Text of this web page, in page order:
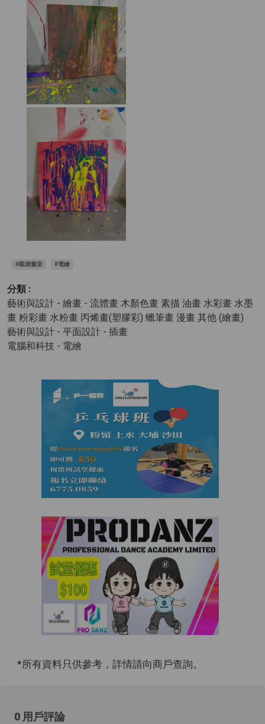
#觀塘畫室 #電繪
分類 :
藝術與設計 - 繪畫 - 流體畫 木顏色畫 素描 油畫 水彩畫 水墨
畫 粉彩畫 水粉畫 丙烯畫(塑膠彩) 蠟筆畫 漫畫 其他 (繪畫)
藝術與設計 - 平面設計 - 插畫
電腦和科技 - 電繪
*所有資料只供參考，詳情請向商戶查詢。
0 用戶評論